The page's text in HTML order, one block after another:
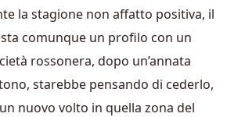
la stagione non affatto positiva, il
comunque un profilo con un
rossonera, dopo un’annata
starebbe pensando di cederlo,
nuovo volto in quella zona del